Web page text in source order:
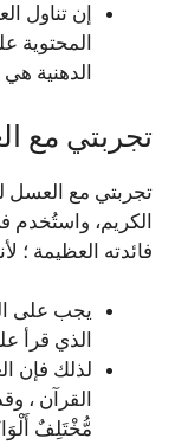
إن تناول
المحتوية
الدهنية
تجربتي مع
تجربتي مع العسل
الكريم، واستُخدم
فائدته العظيمة ؛
يجب على
الذي قرأ
لذلك فإن
القرآن ،
مُّخْتَلِفٌ